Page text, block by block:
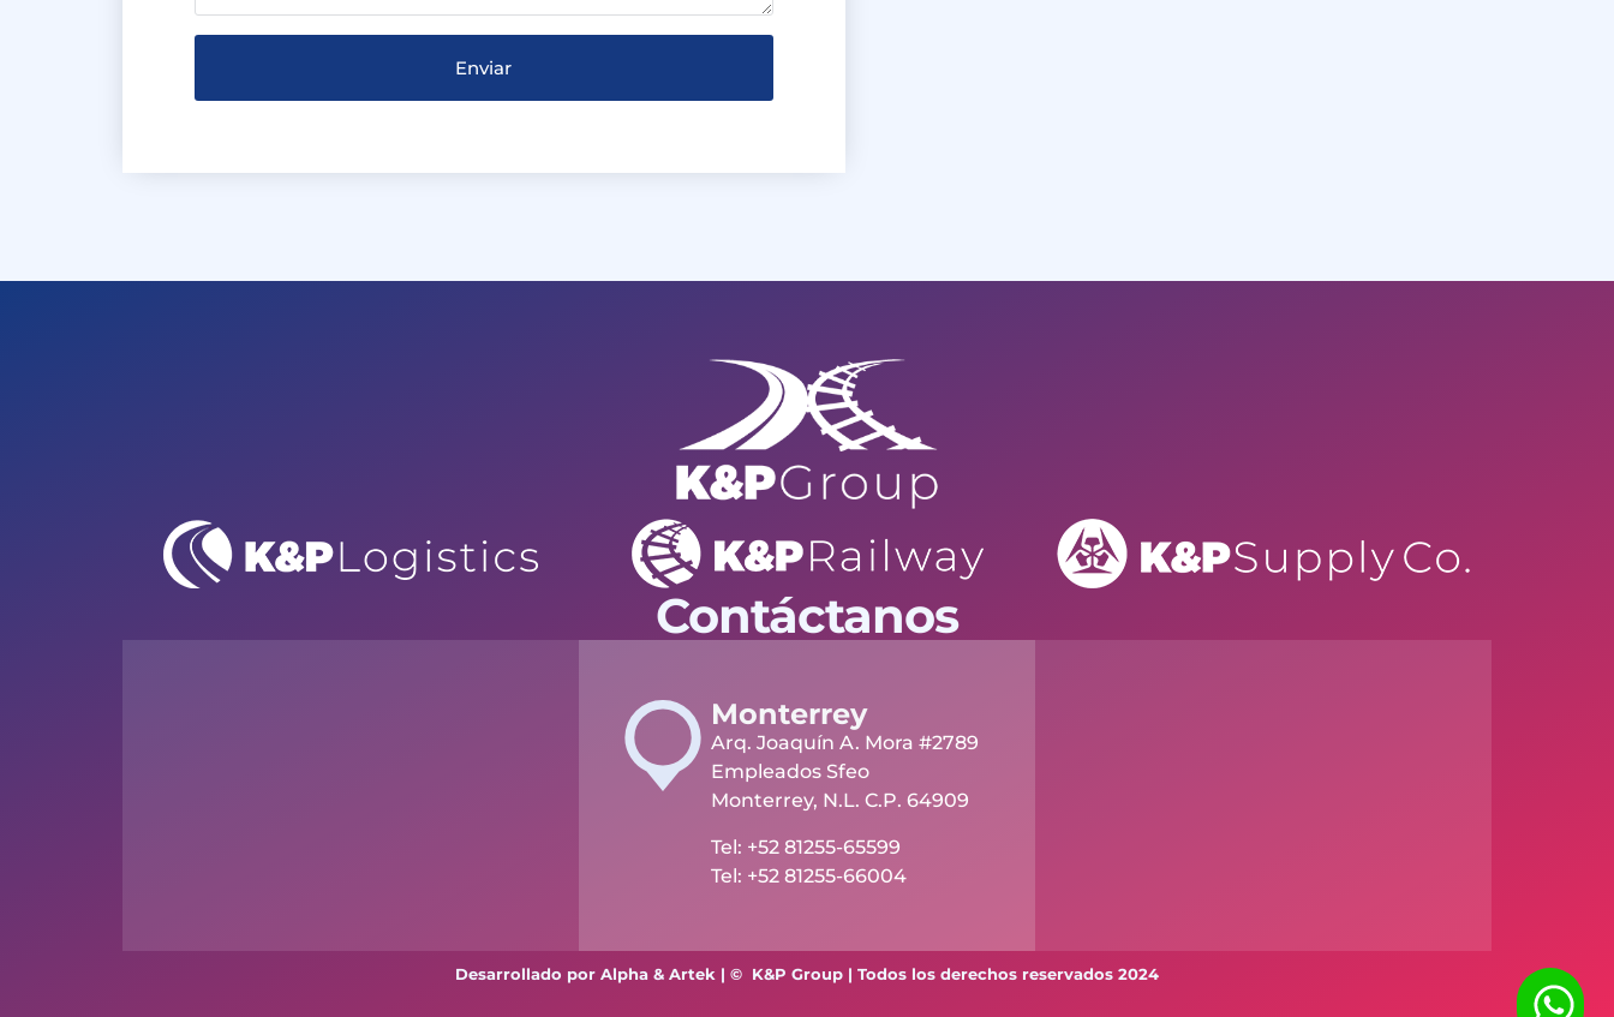
Enviar
Contáctanos
Monterrey
Arq. Joaquín A. Mora #2789
Empleados Sfeo
Monterrey, N.L. C.P. 64909
Tel: +52 81255-65599
Tel: +52 81255-66004
Desarrollado por Alpha & Artek | © K&P Group | Todos los derechos reservados 2024